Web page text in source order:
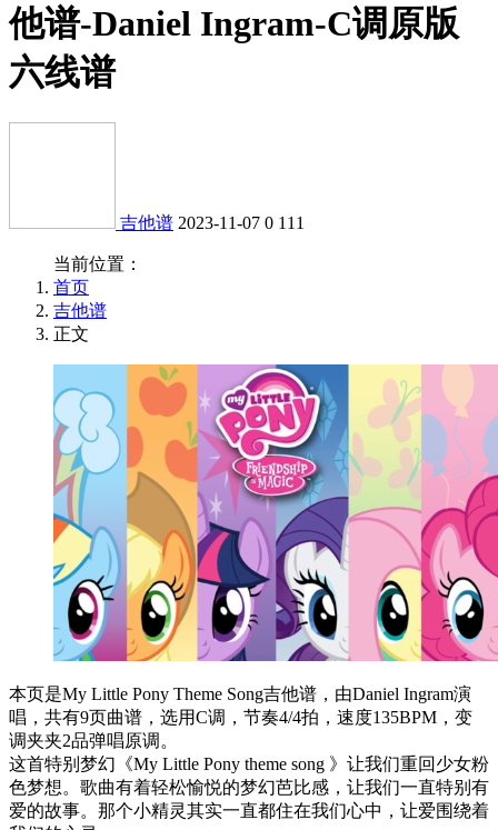
他谱-Daniel Ingram-C调原版
六线谱
吉他谱 2023-11-07 0 111
当前位置：
首页
吉他谱
正文
本页是My Little Pony Theme Song吉他谱，由Daniel Ingram演
唱，共有9页曲谱，选用C调，节奏4/4拍，速度135BPM，变
调夹夹2品弹唱原调。
这首特别梦幻《My Little Pony theme song 》让我们重回少女粉
色梦想。歌曲有着轻松愉悦的梦幻芭比感，让我们一直特别有
爱的故事。那个小精灵其实一直都住在我们心中，让爱围绕着